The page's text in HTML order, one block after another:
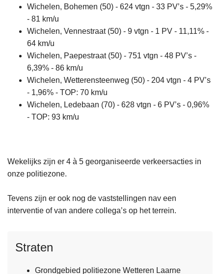
Wichelen, Bohemen (50) - 624 vtgn - 33 PV’s - 5,29%
- 81 km/u
Wichelen, Vennestraat (50) - 9 vtgn - 1 PV - 11,11% -
64 km/u
Wichelen, Paepestraat (50) - 751 vtgn - 48 PV’s -
6,39% - 86 km/u
Wichelen, Wetterensteenweg (50) - 204 vtgn - 4 PV’s
- 1,96% - TOP: 70 km/u
Wichelen, Ledebaan (70) - 628 vtgn - 6 PV’s - 0,96%
- TOP: 93 km/u
Wekelijks zijn er 4 à 5 georganiseerde verkeersacties in
onze politiezone.
Tevens zijn er ook nog de vaststellingen nav een
interventie of van andere collega’s op het terrein.
Straten
Grondgebied politiezone Wetteren Laarne